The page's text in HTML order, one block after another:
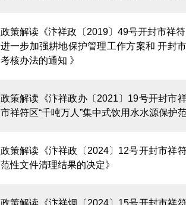
政策解读《汴祥政〔2019〕49号开封市祥
进一步加强耕地保护管理工作方案和 开封
考核办法的通知 》
政策解读《汴祥政办〔2021〕19号开封市
市祥符区“千吨万人”集中式饮用水水源保护
政策解读《汴祥政〔2024〕12号开封市祥
范性文件清理结果的决定》
政策解读《汴祥烟〔2024〕15号开封市祥